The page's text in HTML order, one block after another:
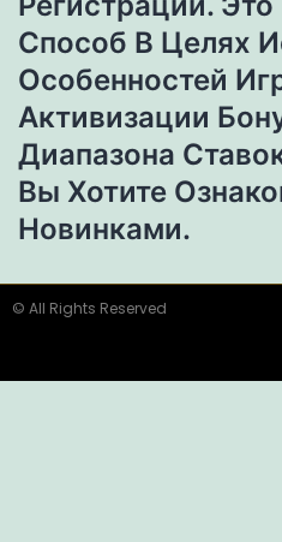
Способ В Целях
Особенностей
Активизации
Диапазона
Вы Хотите
Новинками.
© All Rights Reserved